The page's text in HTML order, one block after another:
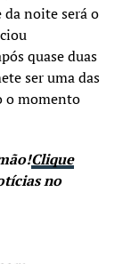
da noite será o
quase duas
ser uma das
o momento
Clique
no